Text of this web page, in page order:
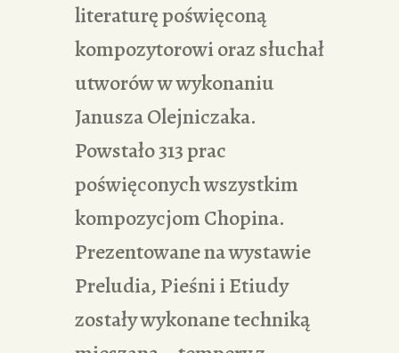
literaturę poświęconą
kompozytorowi oraz słuchał
utworów w wykonaniu
Janusza Olejniczaka.
Powstało 313 prac
poświęconych wszystkim
kompozycjom Chopina.
Prezentowane na wystawie
Preludia, Pieśni i Etiudy
zostały wykonane techniką